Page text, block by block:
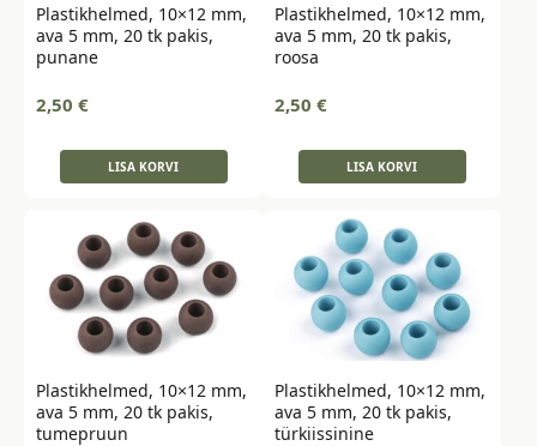
Plastikhelmed, 10×12 mm,
ava 5 mm, 20 tk pakis,
punane
2,50 €
LISA KORVI
Plastikhelmed, 10×12 mm,
ava 5 mm, 20 tk pakis,
roosa
2,50 €
LISA KORVI
Plastikhelmed, 10×12 mm,
ava 5 mm, 20 tk pakis,
tumepruun
Plastikhelmed, 10×12 mm,
ava 5 mm, 20 tk pakis,
türkiissinine